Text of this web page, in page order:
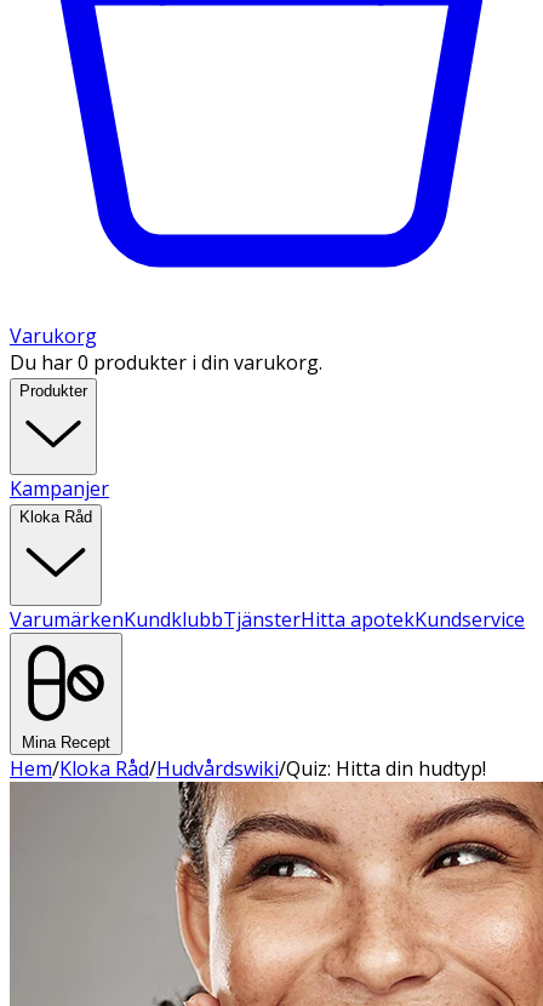
Varukorg
Du har 0 produkter i din varukorg.
Produkter
Kampanjer
Kloka Råd
VarumärkenKundklubbTjänsterHitta apotekKundservice
Mina Recept
Hem/Kloka Råd/Hudvårdswiki/Quiz: Hitta din hudtyp!